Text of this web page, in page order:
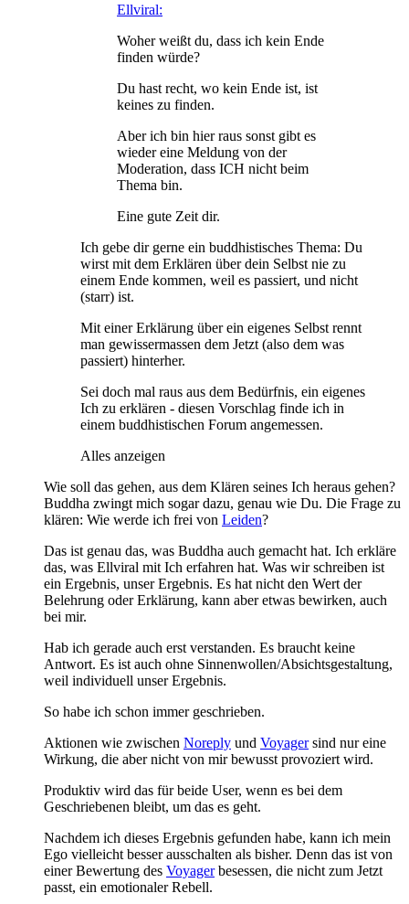
Ellviral:
Woher weißt du, dass ich kein Ende
finden würde?
Du hast recht, wo kein Ende ist, ist
keines zu finden.
Aber ich bin hier raus sonst gibt es
wieder eine Meldung von der
Moderation, dass ICH nicht beim
Thema bin.
Eine gute Zeit dir.
Ich gebe dir gerne ein buddhistisches Thema: Du
wirst mit dem Erklären über dein Selbst nie zu
einem Ende kommen, weil es passiert, und nicht
(starr) ist.
Mit einer Erklärung über ein eigenes Selbst rennt
man gewissermassen dem Jetzt (also dem was
passiert) hinterher.
Sei doch mal raus aus dem Bedürfnis, ein eigenes
Ich zu erklären - diesen Vorschlag finde ich in
einem buddhistischen Forum angemessen.
Alles anzeigen
Wie soll das gehen, aus dem Klären seines Ich heraus gehen?
Buddha zwingt mich sogar dazu, genau wie Du. Die Frage zu
klären: Wie werde ich frei von Leiden?
Das ist genau das, was Buddha auch gemacht hat. Ich erkläre
das, was Ellviral mit Ich erfahren hat. Was wir schreiben ist
ein Ergebnis, unser Ergebnis. Es hat nicht den Wert der
Belehrung oder Erklärung, kann aber etwas bewirken, auch
bei mir.
Hab ich gerade auch erst verstanden. Es braucht keine
Antwort. Es ist auch ohne Sinnenwollen/Absichtsgestaltung,
weil individuell unser Ergebnis.
So habe ich schon immer geschrieben.
Aktionen wie zwischen Noreply und Voyagersind nur eine
Wirkung, die aber nicht von mir bewusst provoziert wird.
Produktiv wird das für beide User, wenn es bei dem
Geschriebenen bleibt, um das es geht.
Nachdem ich dieses Ergebnis gefunden habe, kann ich mein
Ego vielleicht besser ausschalten als bisher. Denn das ist von
einer Bewertung des Voyagerbesessen, die nicht zum Jetzt
passt, ein emotionaler Rebell.